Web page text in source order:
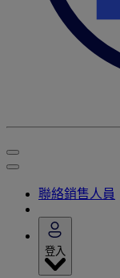
聯絡銷售人員
登入